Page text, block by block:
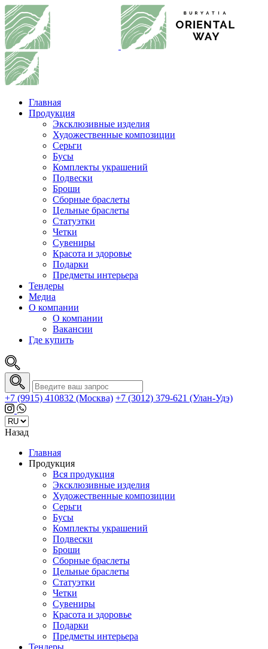
Главная
Продукция
Эксклюзивные изделия
Художественные композиции
Серьги
Бусы
Комплекты украшений
Подвески
Броши
Сборные браслеты
Цельные браслеты
Статуэтки
Четки
Сувениры
Красота и здоровье
Подарки
Предметы интерьера
Тендеры
Медиа
О компании
О компании
Вакансии
Где купить
+7 (9915) 410832 (Москва) +7 (3012) 379-621 (Улан-Удэ)
Назад
Главная
Продукция
Вся продукция
Эксклюзивные изделия
Художественные композиции
Серьги
Бусы
Комплекты украшений
Подвески
Броши
Сборные браслеты
Цельные браслеты
Статуэтки
Четки
Сувениры
Красота и здоровье
Подарки
Предметы интерьера
Тендеры